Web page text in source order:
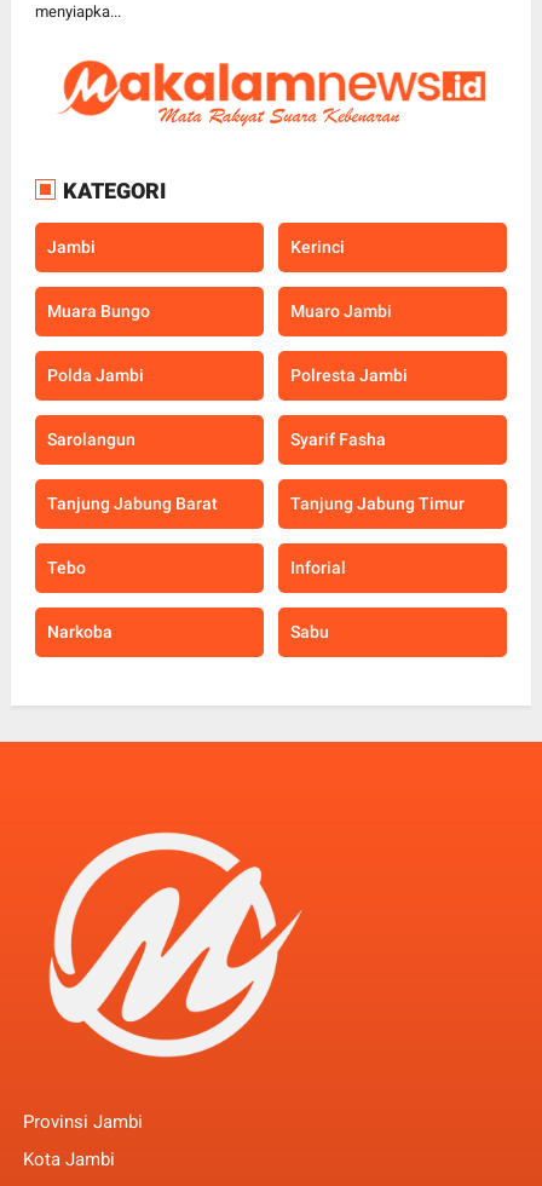
menyiapka...
KATEGORI
Jambi Kerinci
Muara Bungo Muaro Jambi
Polda Jambi Polresta Jambi
Sarolangun Syarif Fasha
Tanjung Jabung Barat Tanjung Jabung Timur
Tebo Inforial
Narkoba Sabu
Provinsi Jambi
Kota Jambi